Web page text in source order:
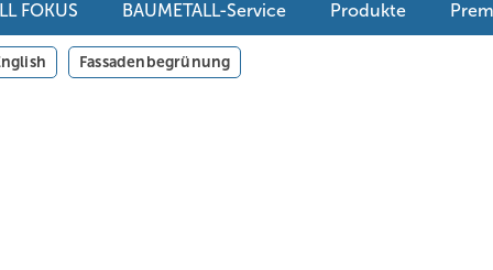
FOKUS BAUMETALL-Service Produkte
Fassadenbegrünung